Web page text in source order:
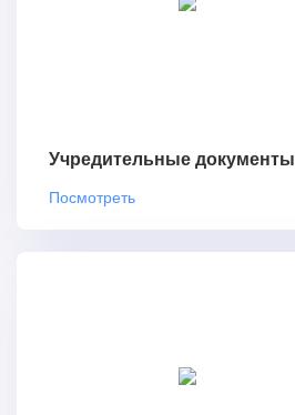
Учредительные документы
Посмотреть